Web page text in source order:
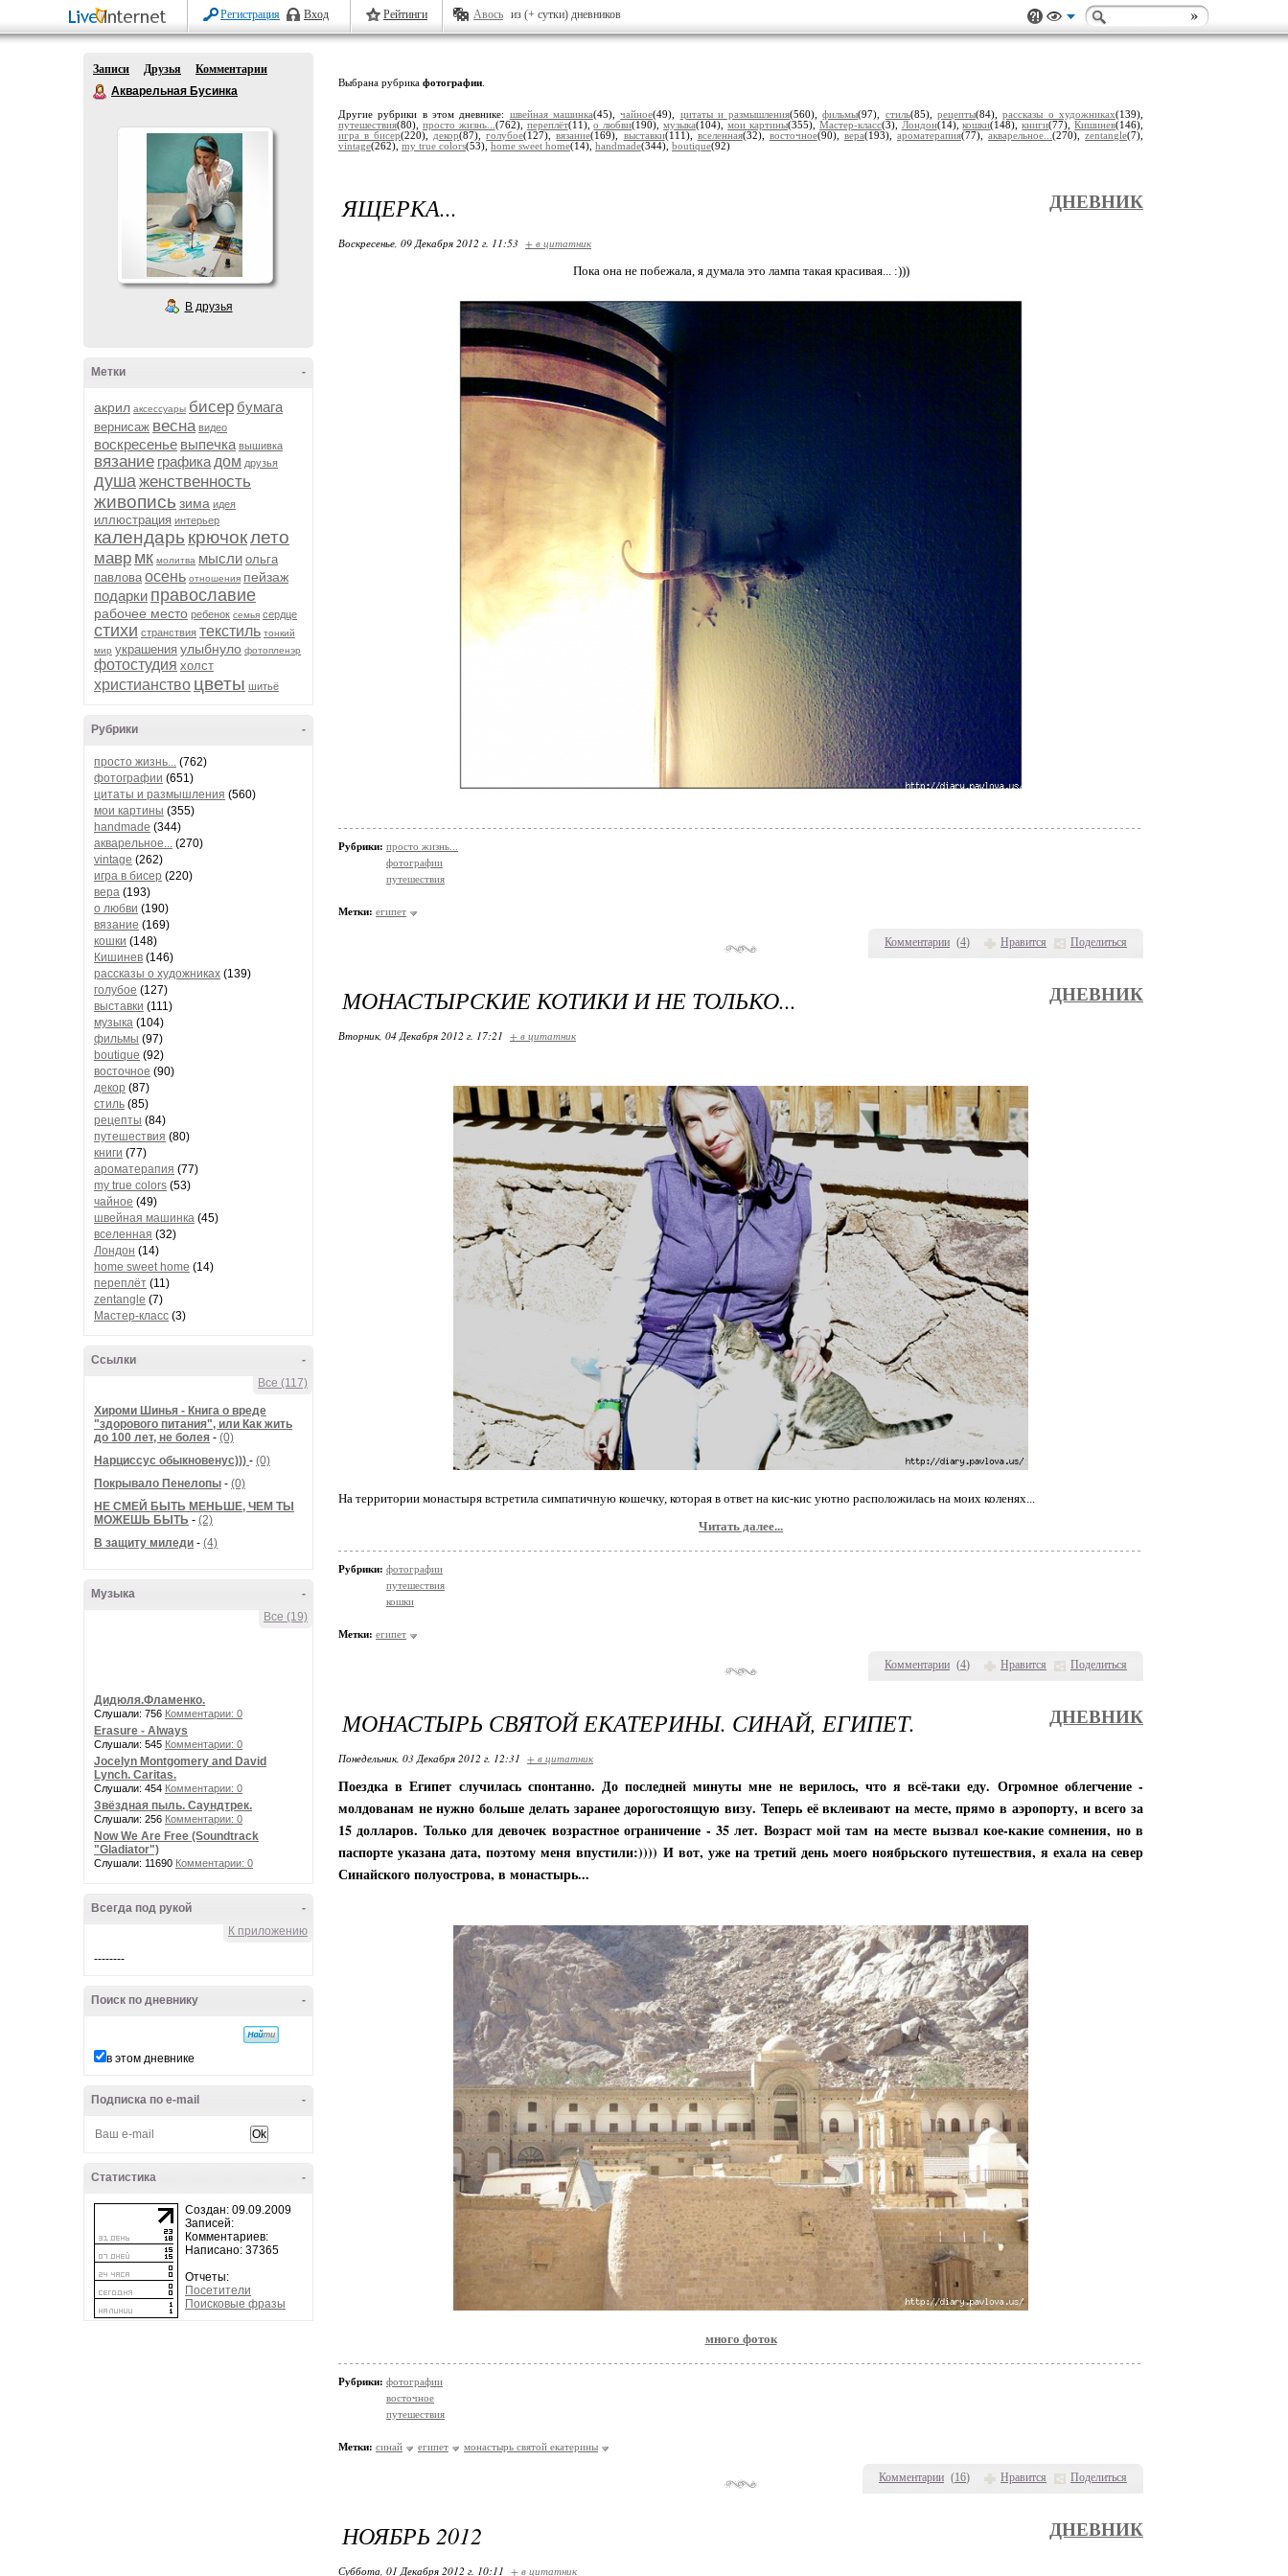
Регистрация Вход Рейтинги Авось из (+ сутки) дневников
Записи Друзья
Комментарии
Акварельная Бусинка
В друзья
-
Метки
акрил аксессуары бисер бумага
вернисаж весна видео
воскресенье выпечка вышивка
вязание графика дом друзья
душаженственность
живопись зима идея
иллюстрация интерьер
календарь крючоклето
мавр мк молитва мысли ольга
павлова осень отношения пейзаж
подарки православие
рабочее место ребенок семья сердце
стихи странствия текстиль тонкий
мир украшения улыбнуло фотопленэр
фотостудия холст
христианство цветы шитьё
-
Рубрики
просто жизнь... (762)
фотографии (651)
цитаты и размышления (560)
мои картины (355)
handmade (344)
акварельное... (270)
vintage (262)
игра в бисер (220)
вера (193)
о любви (190)
вязание (169)
кошки (148)
Кишинев (146)
рассказы о художниках (139)
голубое (127)
выставки (111)
музыка (104)
фильмы (97)
boutique (92)
восточное (90)
декор (87)
стиль (85)
рецепты (84)
путешествия (80)
книги (77)
ароматерапия (77)
my true colors (53)
чайное (49)
швейная машинка (45)
вселенная (32)
Лондон (14)
home sweet home (14)
переплёт (11)
zentangle (7)
Мастер-класс (3)
-
Ссылки
Все (117)
Хироми Шинья - Книга о вреде
"здорового питания", или Как жить
до 100 лет, не болея - (0)
Нарциссус обыкновенус))) - (0)
Покрывало Пенелопы - (0)
НЕ СМЕЙ БЫТЬ МЕНЬШЕ, ЧЕМ ТЫ
МОЖЕШЬ БЫТЬ - (2)
В защиту миледи - (4)
-
Музыка
Все (19)
Дидюля.Фламенко.
Слушали: 756 Комментарии: 0
Erasure - Always
Слушали: 545 Комментарии: 0
Jocelyn Montgomery and David
Lynch. Caritas.
Слушали: 454 Комментарии: 0
Звёздная пыль. Саундтрек.
Слушали: 256 Комментарии: 0
Now We Are Free (Soundtrack
"Gladiator")
Слушали: 11690 Комментарии: 0
-
Всегда под рукой
К приложению
--------
-
Поиск по дневнику
в этом дневнике
-
Подписка по e-mail
-
Статистика
Создан: 09.09.2009
Записей:
Комментариев:
Написано: 37365
Отчеты:
Посетители
Поисковые фразы
Выбрана рубрика фотографии
Другие рубрики в этом дневнике: швейная машинка(45),чайное(49), цитаты и размышления(560),фильмы(97), стиль(85),рецепты(84),рассказы о художниках(139),
путешествия(80), просто жизнь... (762), переплёт(11),о любви(190),музыка(104),мои картины(355), Мастер-класс(3), Лондон(14),кошки(148),книги(77),Кишинев(146),
игра в бисер(220), декор(87),голубое(127),вязание(169), выставки(111), вселенная(32), восточное(90), вера(193), ароматерапия(77),акварельное...(270),zentangle(7),
vintage(262), my true colors(53), home sweet home(14), handmade(344), boutique(92)
Комментарии (4) Нравится Поделиться
ЯЩЕРКА... ДНЕВНИК
Воскресенье, 09 Декабря 2012 г. 11:53 + в цитатник
Пока она не побежала, я думала это лампа такая красивая... :)))
Рубрики: просто жизнь...
фотографии
путешествия
Метки: египет
Комментарии (4) Нравится Поделиться
МОНАСТЫРСКИЕ КОТИКИ И НЕ ТОЛЬКО... ДНЕВНИК
Вторник, 04 Декабря 2012 г. 17:21 + в цитатник
На территории монастыря встретила симпатичную кошечку, которая в ответ на кис-кис уютно расположилась на моих коленях...
Читать далее...
Рубрики: фотографии
путешествия
кошки
Метки: египет
Комментарии (16) Нравится Поделиться
МОНАСТЫРЬ СВЯТОЙ ЕКАТЕРИНЫ. СИНАЙ, ЕГИПЕТ. ДНЕВНИК
Понедельник, 03 Декабря 2012 г. 12:31 + в цитатник
Поездка в Египет случилась спонтанно. До последней минуты мне не верилось, что я всё-таки еду. Огромное облегчение -
молдованам не нужно больше делать заранее дорогостоящую визу. Теперь её вклеивают на месте, прямо в аэропорту, и всего за
15 долларов. Только для девочек возрастное ограничение - 35 лет. Возраст мой там на месте вызвал кое-какие сомнения, но в
паспорте указана дата, поэтому меня впустили:)))) И вот, уже на третий день моего ноябрьского путешествия, я ехала на север
Синайского полуострова, в монастырь...
много фоток
Рубрики: фотографии
восточное
путешествия
Метки: синай египет монастырь святой екатерины
НОЯБРЬ 2012 ДНЕВНИК
Суббота, 01 Декабря 2012 г. 10:11 + в цитатник